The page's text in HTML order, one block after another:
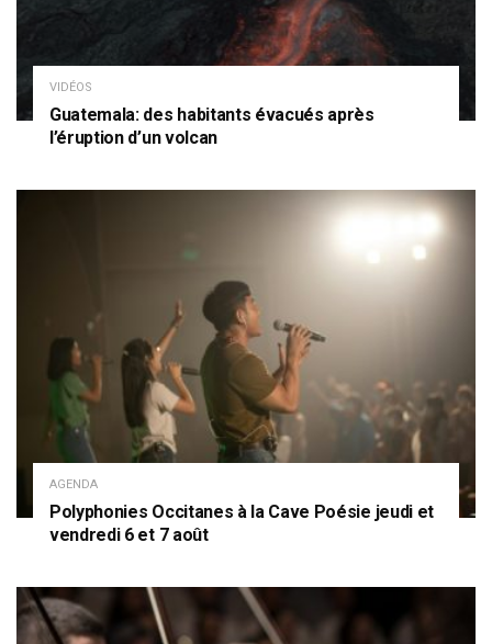
VIDÉOS
Guatemala: des habitants évacués après
l’éruption d’un volcan
AGENDA
Polyphonies Occitanes à la Cave Poésie jeudi et
vendredi 6 et 7 août